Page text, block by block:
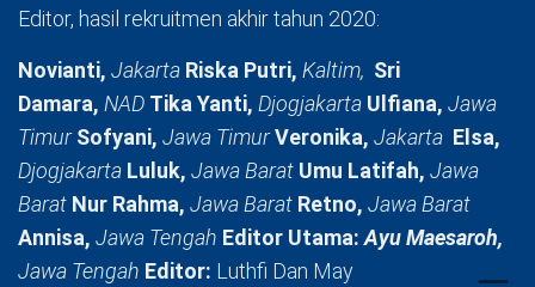
Editor, hasil rekruitmen akhir tahun 2020:
Novianti, Jakarta Riska Putri, Kaltim, Sri
Damara, NAD Tika Yanti, Djogjakarta Ulfiana, Jawa
TimurSofyani, Jawa TimurVeronika, Jakarta Elsa,
Djogjakarta Luluk, Jawa Barat Umu Latifah, Jawa
Barat Nur Rahma, Jawa Barat Retno, Jawa Barat
Annisa, Jawa Tengah Editor Utama:Ayu Maesaroh,
Jawa Tengah Editor: Luthfi Dan May